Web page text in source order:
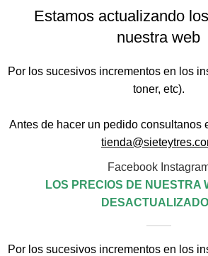
Estamos actualizando
nuestra web
Por los sucesivos incrementos en los
toner, etc).
Antes de hacer un pedido consultanos
Facebook
LOS PRECIOS DE NUESTRA
Por los sucesivos incrementos en los